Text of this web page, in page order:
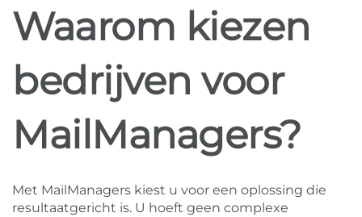
Waarom kiezen
bedrijven voor
MailManagers?
Met MailManagers kiest u voor een oplossing die
resultaatgericht is. U hoeft geen complexe